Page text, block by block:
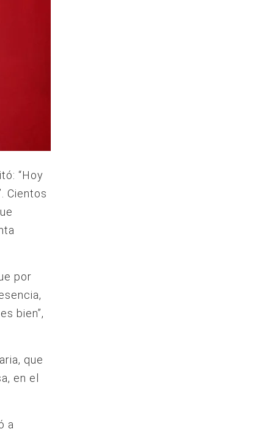
“Hoy
Cientos
por
bien”,
que
en el
a